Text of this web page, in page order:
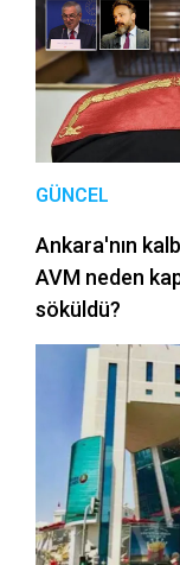
GÜNCEL
Ankara'nın
AVM neden
söküldü?